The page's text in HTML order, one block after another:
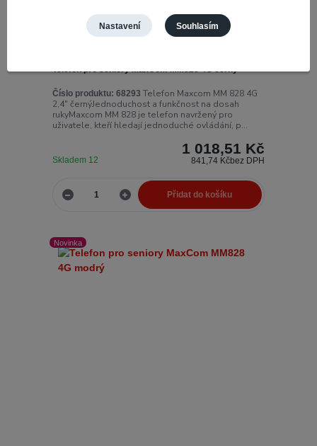
Telefon pro seniory MaxCom MM828 4G černý
Číslo produktu: 68293 Telefon Maxcom MM 828 4G
2,4" černýJednoduchost a funkčnost na dosah
rukyMaxcom MM 828 je telefon navržený pro
uživatele, kteří hledají jednoduché ovládání, p...
1 018,51 Kč
841,74 Kčbez DPH
Skladem 12
Přidat do košíku
Novinka
Nastavení Souhlasím